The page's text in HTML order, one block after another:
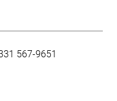
567-9651